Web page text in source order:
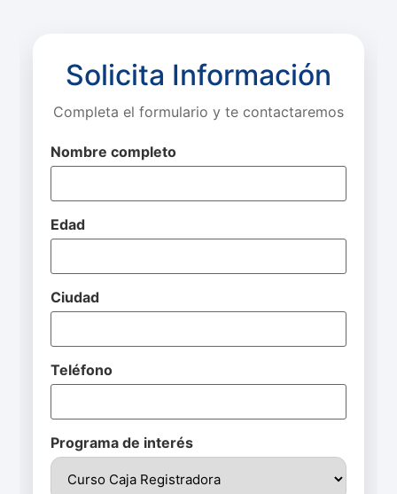
Solicita Información
Completa el formulario y te contactaremos
Nombre completo
Edad
Ciudad
Teléfono
Programa de interés